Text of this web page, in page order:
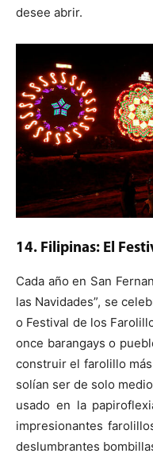
desee abrir.
14. Filipinas: El
Cada año en San
las Navidades”, se
o Festival de los
once barangays o
construir el farolillo
solían ser de solo
usado en la
impresionantes
deslumbrantes